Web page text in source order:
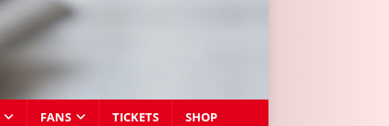
FANS TICKETS SHOP